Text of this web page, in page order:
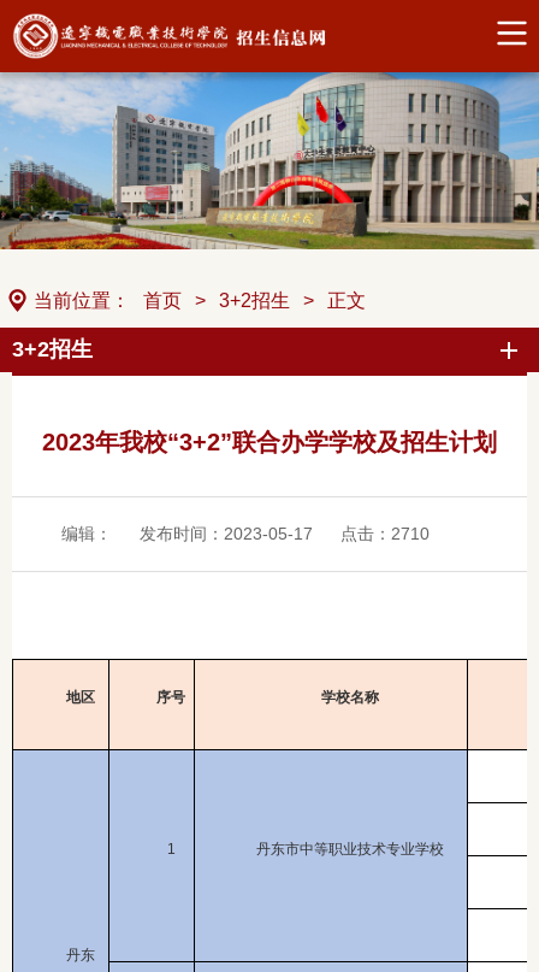
当前位置： 首页 > 3+2招生 > 正文
3+2招生
2023年我校“3+2”联合办学学校及招生计划
编辑： 发布时间：2023-05-17 点击： 2710
地区 序号 学校名称
丹东
1 丹东市中等职业技术专业学校